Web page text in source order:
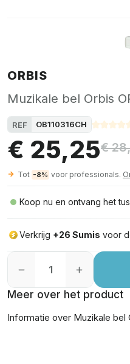
ORBIS
Muzikale bel Orbis
REF OB110316CH
€ 25,25€
Tot -8% voor professionals.
Koop nu en ontvang het
Verkrijg +26 Sumis voor
Meer over het product
Informatie over Muzikale bel